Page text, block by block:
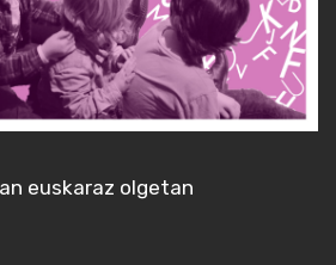
euskaraz olgetan